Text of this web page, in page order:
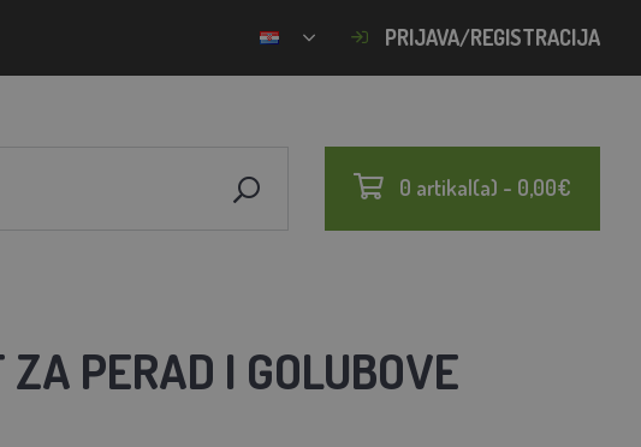
PRIJAVA/REGISTRACIJA
0 artikal(a) - 0,00€
PERAD I GOLUBOVE